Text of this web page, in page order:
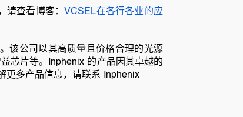
请查看博客： VCSEL在各行各业的应
该公司以其高质量且价格合理的光源
芯片等。Inphenix 的产品因其卓越的
更多产品信息，请联系 Inphenix